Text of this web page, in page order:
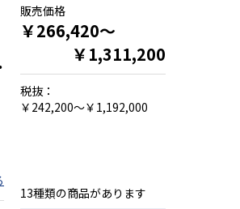
販売価格
￥266,420～
￥1,311,200
税抜：
￥242,200～￥1,192,000
13種類の商品があります